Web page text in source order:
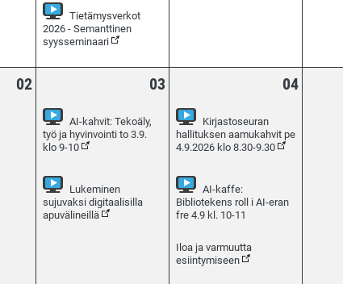
Tietämysverkot
2026 - Semanttinen
syysseminaari (Seurattavissa verkossa)
02 03
AI-kahvit: Tekoäly,
työ ja hyvinvointi to 3.9.
klo 9-10(Seurattavissa verkossa)
Lukeminen
sujuvaksi digitaalisilla
apuvälineillä(Seurattavissa verkossa)
04
Kirjastoseuran
hallituksen aamukahvit pe
4.9.2026 klo 8.30-9.30(Seurattavissa
AI-kaffe:
Bibliotekens roll i AI-eran
fre 4.9 kl. 10-11
Iloa ja varmuutta
esiintymiseen